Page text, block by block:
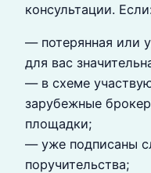
консультации.
— потерянная или
для вас
— в схеме
зарубежные
площадки;
— уже подписаны
поручительства;